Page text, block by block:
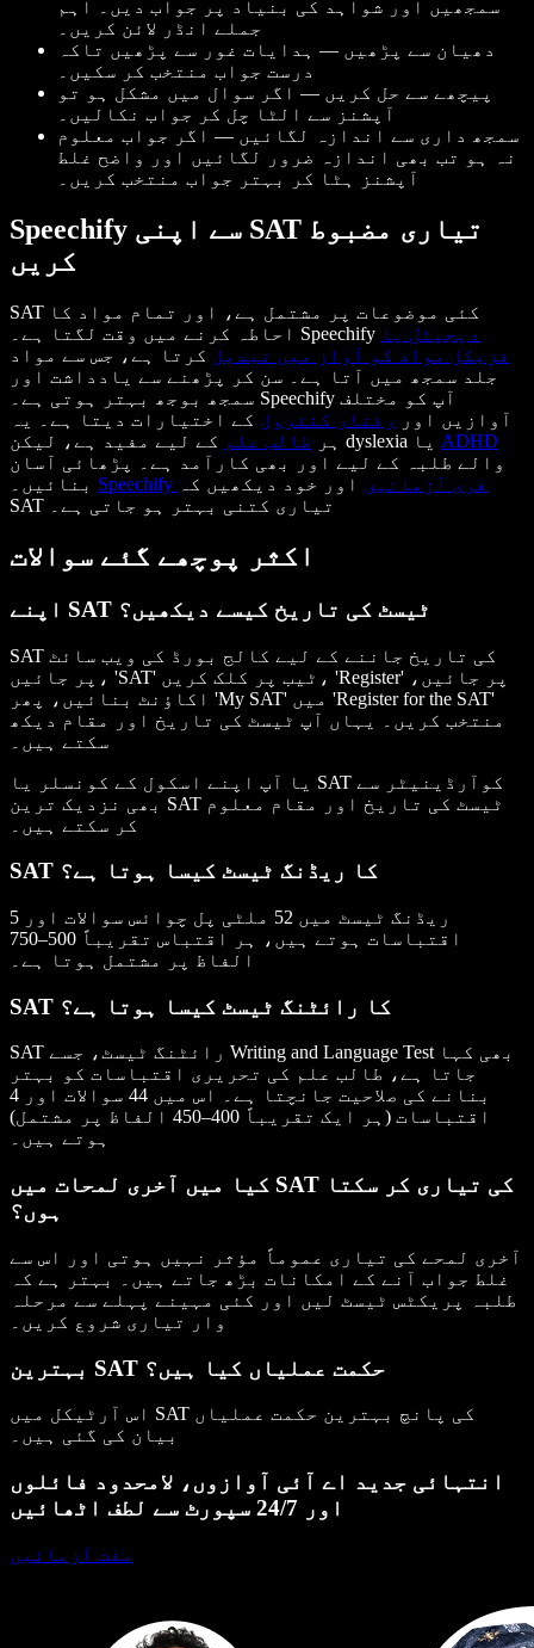
سمجھیں اور شواہد کی بنیاد پر جواب دیں۔ اہم
جملے انڈر لائن کریں۔
دھیان سے پڑھیں — ہدایات غور سے پڑھیں تاکہ
درست جواب منتخب کر سکیں۔
پیچھے سے حل کریں — اگر سوال میں مشکل ہو تو
آپشنز سے الٹا چل کر جواب نکالیں۔
سمجھ داری سے اندازہ لگائیں — اگر جواب معلوم
نہ ہو تب بھی اندازہ ضرور لگائیں اور واضح غلط
آپشنز ہٹا کر بہتر جواب منتخب کریں۔
Speechify سے اپنی SAT تیاری مضبوط
کریں
SAT کئی موضوعات پر مشتمل ہے، اور تمام مواد کا
احاطہ کرنے میں وقت لگتا ہے۔ Speechify دیجیٹل یا
فزیکل مواد کو آواز میں تبدیل کرتا ہے، جس سے مواد
جلد سمجھ میں آتا ہے۔ سن کر پڑھنے سے یادداشت اور
سمجھ بوجھ بہتر ہوتی ہے۔ Speechify آپ کو مختلف
آوازیں اور
رفتار کنٹرول کے اختیارات دیتا ہے۔ یہ
ہر
طالب علم
ADHD
والے طلبہ کے لیے اور بھی کارآمد ہے۔ پڑھائی آسان
Speechify فری آزمائیں اور خود دیکھیں کہ
SAT تیاری کتنی بہتر ہو جاتی ہے۔
اکثر پوچھے گئے سوالات
اپنے SAT ٹیسٹ کی تاریخ کیسے دیکھیں؟
SAT کی تاریخ جاننے کے لیے کالج بورڈ کی ویب سائٹ
پر جائیں، 'SAT' ٹیب پر کلک کریں، 'Register' پر جائیں،
اکاؤنٹ بنائیں، پھر 'My SAT' میں 'Register for the SAT'
منتخب کریں۔ یہاں آپ ٹیسٹ کی تاریخ اور مقام دیکھ
سکتے ہیں۔
یا آپ اپنے اسکول کے کونسلر یا SAT کوآرڈینیٹر سے
بھی نزدیک ترین SAT ٹیسٹ کی تاریخ اور مقام معلوم
کر سکتے ہیں۔
SAT کا ریڈنگ ٹیسٹ کیسا ہوتا ہے؟
ریڈنگ ٹیسٹ میں 52 ملٹی پل چوائس سوالات اور 5
اقتباسات ہوتے ہیں، ہر اقتباس تقریباً 500–750
الفاظ پر مشتمل ہوتا ہے۔
SAT کا رائٹنگ ٹیسٹ کیسا ہوتا ہے؟
SAT رائٹنگ ٹیسٹ، جسے Writing and Language Test بھی کہا
جاتا ہے، طالب علم کی تحریری اقتباسات کو بہتر
بنانے کی صلاحیت جانچتا ہے۔ اس میں 44 سوالات اور 4
اقتباسات (ہر ایک تقریباً 400–450 الفاظ پر مشتمل)
ہوتے ہیں۔
کیا میں آخری لمحات میں SAT کی تیاری کر سکتا
ہوں؟
آخری لمحے کی تیاری عموماً مؤثر نہیں ہوتی اور اس سے
غلط جواب آنے کے امکانات بڑھ جاتے ہیں۔ بہتر ہے کہ
طلبہ پریکٹس ٹیسٹ لیں اور کئی مہینے پہلے سے مرحلہ
وار تیاری شروع کریں۔
بہترین SAT حکمت عملیاں کیا ہیں؟
اس آرٹیکل میں SAT کی پانچ بہترین حکمت عملیاں
بیان کی گئی ہیں۔
انتہائی جدید اے آئی آوازوں، لامحدود فائلوں
اور 24/7 سپورٹ سے لطف اٹھائیں
مفت آزمائیں